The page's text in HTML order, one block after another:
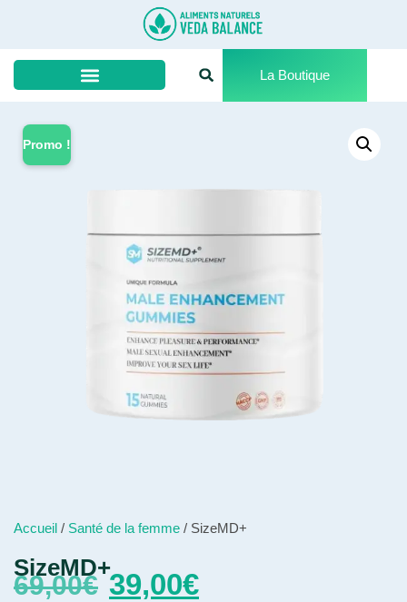
La Boutique
Promo !
Accueil / Santé de la femme / SizeMD+
SizeMD+
69,00€ 39,00€